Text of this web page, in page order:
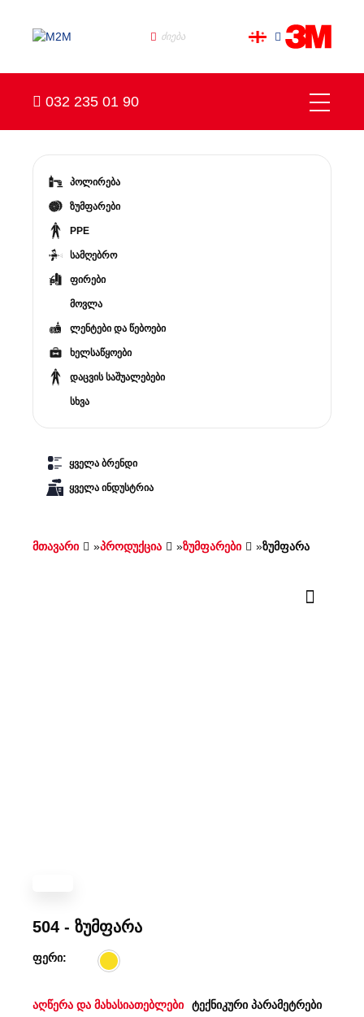
032 235 01 90
პოლირება
ზუმფარები
PPE
სამღებრო
ფირები
მოვლა
ლენტები და წებოები
ხელსაწყოები
დაცვის საშუალებები
სხვა
ყველა ბრენდი
ყველა ინდუსტრია
მთავარი »პროდუქცია »ზუმფარები »ზუმფარა
504 - ზუმფარა
ფერი:
აღწერა და მახასიათებლები ტექნიკური პარამეტრები